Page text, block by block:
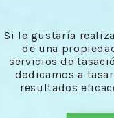
Si le gustaría
de una
servicios de
dedicamos a
resultados